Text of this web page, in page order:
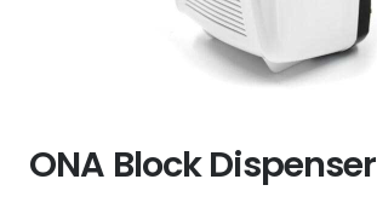
ONA Block Dispenser